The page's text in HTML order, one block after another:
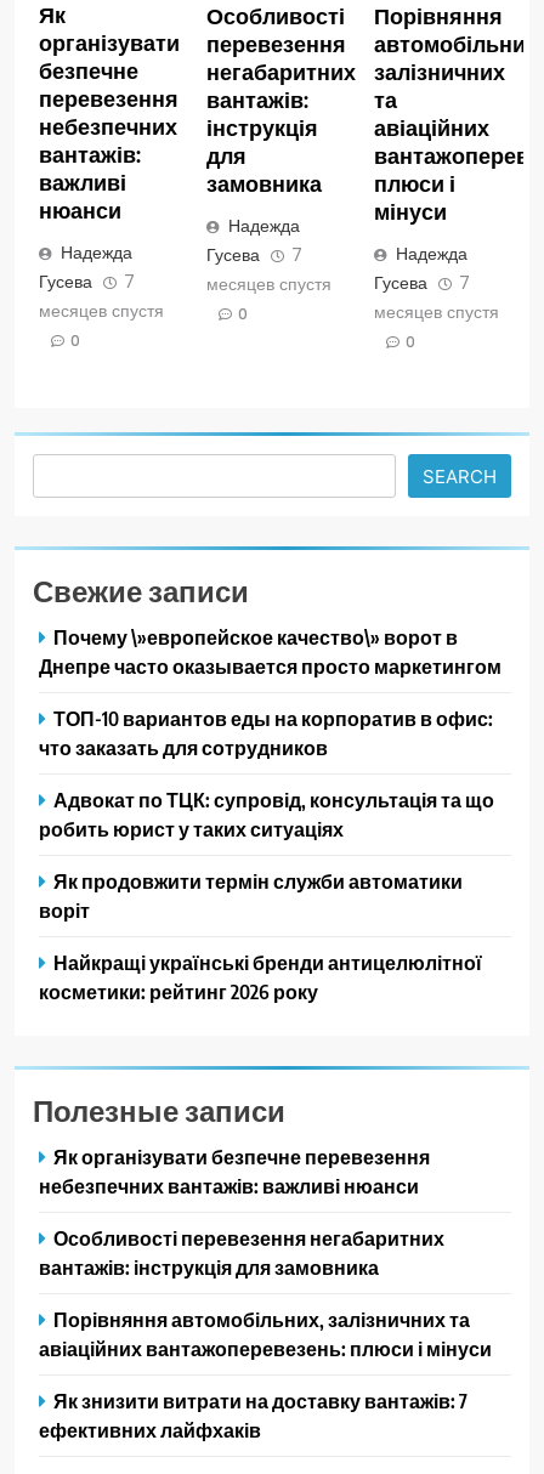
Як
організувати
безпечне
перевезення
небезпечних
вантажів:
важливі
нюанси
Надежда
Гусева
7
месяцев спустя
0
Особливості
перевезення
негабаритних
вантажів:
інструкція
для
замовника
Надежда
Гусева
7
месяцев спустя
0
Порівняння
автомобільних,
залізничних
та
авіаційних
плюси і
мінуси
Надежда
Гусева
7
месяцев спустя
0
SEARCH
Свежие записи
Почему \»европейское качество\» ворот в
Днепре часто оказывается просто маркетингом
ТОП-10 вариантов еды на корпоратив в офис:
что заказать для сотрудников
Адвокат по ТЦК: супровід, консультація та що
робить юрист у таких ситуаціях
Як продовжити термін служби автоматики
воріт
Найкращі українські бренди антицелюлітної
косметики: рейтинг 2026 року
Полезные записи
Як організувати безпечне перевезення
небезпечних вантажів: важливі нюанси
Особливості перевезення негабаритних
вантажів: інструкція для замовника
Порівняння автомобільних, залізничних та
авіаційних вантажоперевезень: плюси і мінуси
Як знизити витрати на доставку вантажів: 7
ефективних лайфхаків